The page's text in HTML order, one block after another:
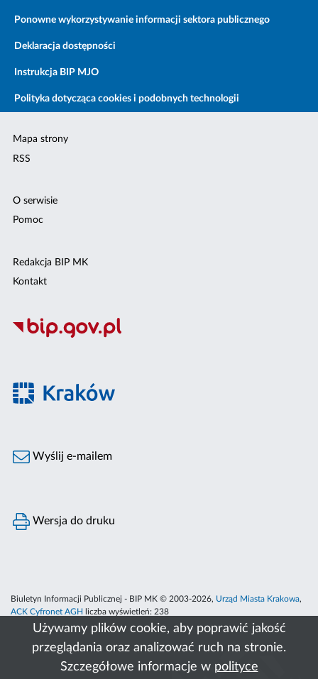
Używamy plików cookie, aby poprawić jakość
przeglądania oraz analizować ruch na stronie.
Szczegółowe informacje w polityce
Ponowne wykorzystywanie informacji sektora publicznego
Deklaracja dostępności
Instrukcja BIP MJO
Polityka dotycząca cookies i podobnych technologii
Mapa strony
RSS
O serwisie
Pomoc
Redakcja BIP MK
Kontakt
Wyślij e-mailem
Wersja do druku
Biuletyn Informacji Publicznej - BIP MK © 2003-2026, Urząd Miasta Krakowa,
ACK Cyfronet AGH
liczba wyświetleń: 238